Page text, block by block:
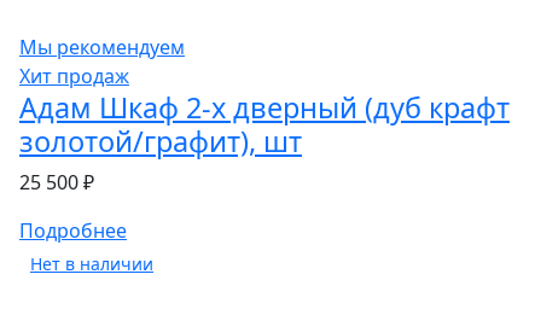
Мы рекомендуем
Хит продаж
Адам Шкаф 2-х дверный (дуб крафт
золотой/графит), шт
25 500 ₽
Подробнее
Нет в наличии